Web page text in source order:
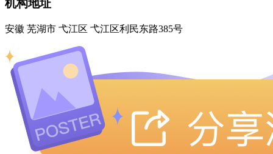
机构地址
安徽 芜湖市 弋江区 弋江区利民东路385号